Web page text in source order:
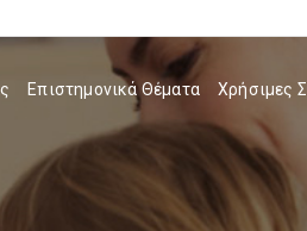
Επιστημονικά Θέματα Χρήσιμες